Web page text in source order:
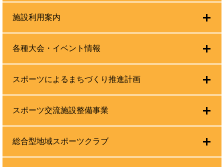
施設利用案内
各種大会・イベント情報
スポーツによるまちづくり推進計画
スポーツ交流施設整備事業
総合型地域スポーツクラブ